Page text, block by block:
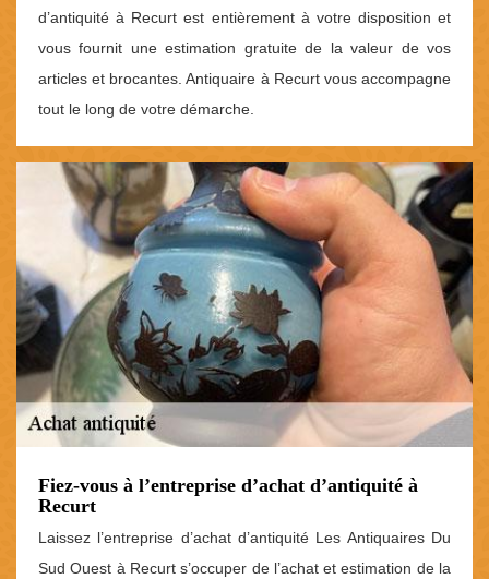
d’antiquité à Recurt est entièrement à votre disposition et
vous fournit une estimation gratuite de la valeur de vos
articles et brocantes. Antiquaire à Recurt vous accompagne
tout le long de votre démarche.
Fiez-vous à l’entreprise d’achat d’antiquité à
Recurt
Laissez l’entreprise d’achat d’antiquité Les Antiquaires Du
Sud Ouest à Recurt s’occuper de l’achat et estimation de la